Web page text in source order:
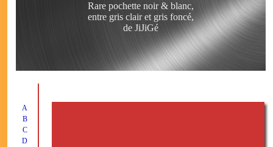
Rare pochette noir & blanc,
entre gris clair et gris foncé,
de JiJiGé
A
B
C
D